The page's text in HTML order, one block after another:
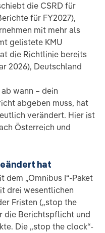
die CSRD für
für FY2027),
mit mehr als
gelistete KMU
die Richtlinie bereits
2026), Deutschland
wann – dein
abgeben muss, hat
verändert. Hier ist
Österreich und
hat
dem „Omnibus I“-Paket
drei wesentlichen
Fristen („stop the
die Berichtspflicht und
Die „stop the clock“-